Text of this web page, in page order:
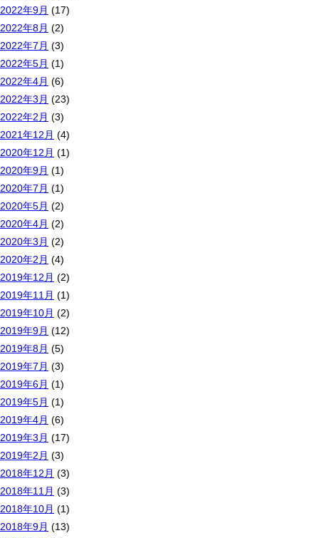
2022年9月 (17)
2022年8月 (2)
2022年7月 (3)
2022年5月 (1)
2022年4月 (6)
2022年3月 (23)
2022年2月 (3)
2021年12月 (4)
2020年12月 (1)
2020年9月 (1)
2020年7月 (1)
2020年5月 (2)
2020年4月 (2)
2020年3月 (2)
2020年2月 (4)
2019年12月 (2)
2019年11月 (1)
2019年10月 (2)
2019年9月 (12)
2019年8月 (5)
2019年7月 (3)
2019年6月 (1)
2019年5月 (1)
2019年4月 (6)
2019年3月 (17)
2019年2月 (3)
2018年12月 (3)
2018年11月 (3)
2018年10月 (1)
2018年9月 (13)